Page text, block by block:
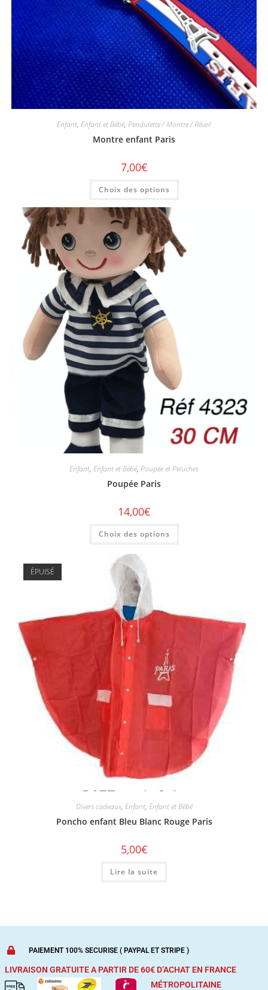
Enfant, Enfant et Bébé, Pendulette / Montre / Réveil
Montre enfant Paris
7,00€
Choix des options
Enfant, Enfant et Bébé, Poupée et Peluches
Poupée Paris
14,00€
Choix des options
ÉPUISÉ
Divers cadeaux, Enfant, Enfant et Bébé
Poncho enfant Bleu Blanc Rouge Paris
5,00€
Lire la suite
PAIEMENT 100% SECURISE ( PAYPAL ET STRIPE )
LIVRAISON GRATUITE A PARTIR DE 60€ D’ACHAT EN FRANCE
MÉTROPOLITAINE